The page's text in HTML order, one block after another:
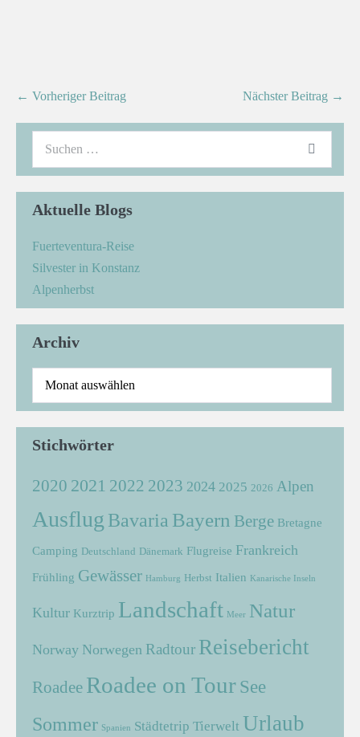
← Vorheriger Beitrag Nächster Beitrag →
Aktuelle Blogs
Fuerteventura-Reise
Silvester in Konstanz
Alpenherbst
Archiv
Stichwörter
2020 2021 2022 2023 2024 2025 2026 Alpen
Ausflug Bavaria Bayern Berge Bretagne
Camping Deutschland Dänemark Flugreise Frankreich
Frühling Gewässer Hamburg Herbst Italien Kanarische Inseln
Kultur Kurztrip Landschaft Meer Natur
Norway Norwegen Radtour Reisebericht
Roadee Roadee on Tour See
Sommer Spanien Städtetrip Tierwelt Urlaub